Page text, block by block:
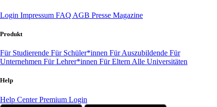
Login Impressum FAQ AGB Presse Magazine
Produkt
Für Studierende Für Schüler*innen Für Auszubildende Für
Unternehmen Für Lehrer*innen Für Eltern Alle Universitäten
Help
Help CenterPremium Login